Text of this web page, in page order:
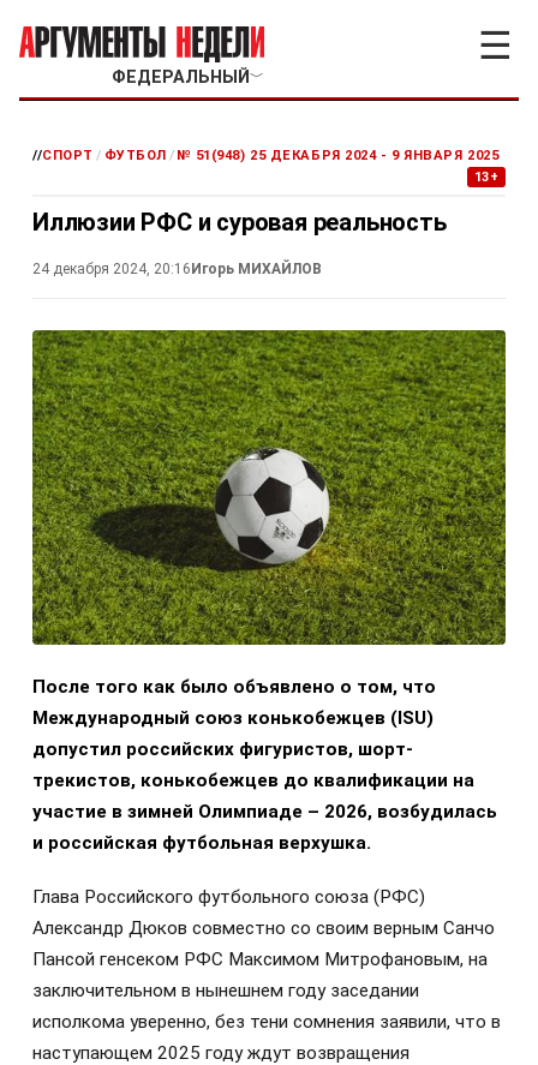
ФЕДЕРАЛЬНЫЙ ﹀
☰
//СПОРТ / ФУТБОЛ / № 51(948) 25 ДЕКАБРЯ 2024 - 9 ЯНВАРЯ 2025
13+
Иллюзии РФС и суровая реальность
24 декабря 2024, 20:16 Игорь МИХАЙЛОВ
После того как было объявлено о том, что
Международный союз конькобежцев (ISU)
допустил российских фигуристов, шорт-
трекистов, конькобежцев до квалификации на
участие в зимней Олимпиаде – 2026, возбудилась
и российская футбольная верхушка.
Глава Российского футбольного союза (РФС)
Александр Дюков совместно со своим верным Санчо
Пансой генсеком РФС Максимом Митрофановым, на
заключительном в нынешнем году заседании
исполкома уверенно, без тени сомнения заявили, что в
наступающем 2025 году ждут возвращения